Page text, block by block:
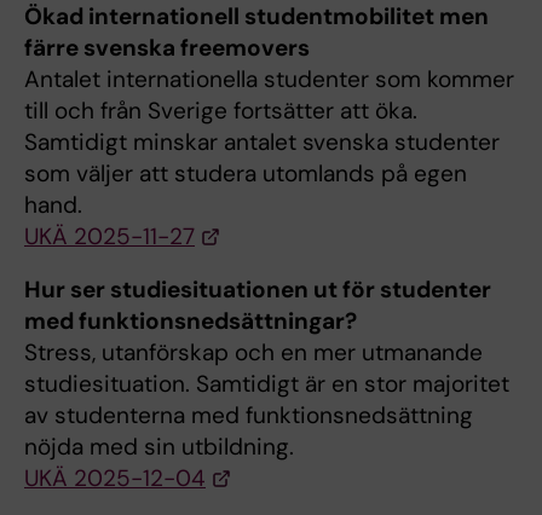
Ökad internationell studentmobilitet men
färre svenska freemovers
Antalet internationella studenter som kommer
till och från Sverige fortsätter att öka.
Samtidigt minskar antalet svenska studenter
som väljer att studera utomlands på egen
hand.
UKÄ 2025-11-27
Hur ser studiesituationen ut för studenter
med funktionsnedsättningar?
Stress, utanförskap och en mer utmanande
studiesituation. Samtidigt är en stor majoritet
av studenterna med funktionsnedsättning
nöjda med sin utbildning.
UKÄ 2025-12-04